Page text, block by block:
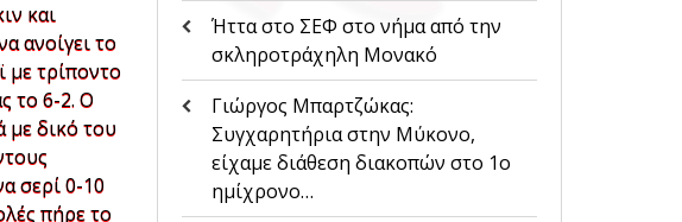
και
ανοίγει το
με τρίποντο
το 6-2. Ο
με δικό του
σερί 0-10
πήρε το
Ήττα στο ΣΕΦ στο νήμα από την
σκληροτράχηλη Μονακό
Γιώργος Μπαρτζώκας:
Συγχαρητήρια στην Μύκονο,
είχαμε διάθεση διακοπών στο 1ο
ημίχρονο…